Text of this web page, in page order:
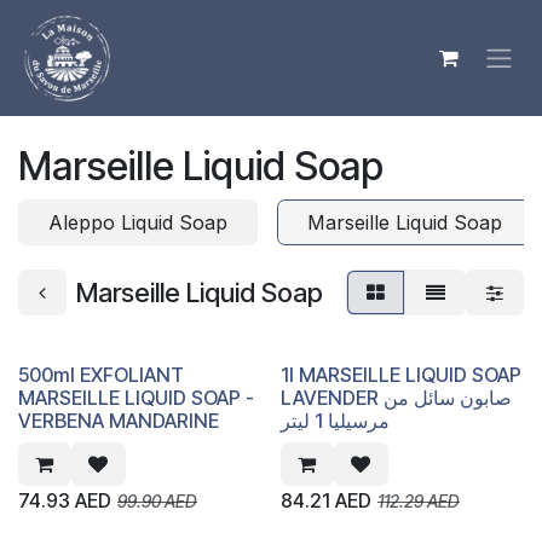
Skip to Content
Marseille Liquid Soap
Aleppo Liquid Soap Marseille Liquid Soap
Marseille Liquid Soap
500ml EXFOLIANT
MARSEILLE LIQUID SOAP -
VERBENA MANDARINE
74.93 AED 99.90AED
1l MARSEILLE LIQUID SOAP
LAVENDER صابون سائل من
مرسيليا 1 ليتر
84.21 AED 112.29AED